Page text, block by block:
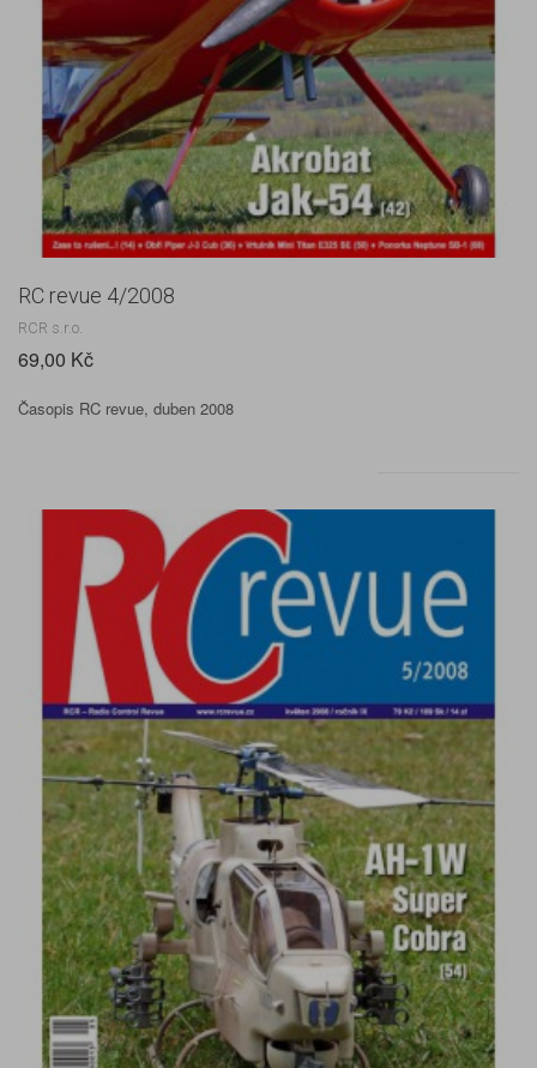
RC revue 4/2008
RCR s.r.o.
69,00 Kč
Časopis RC revue, duben 2008